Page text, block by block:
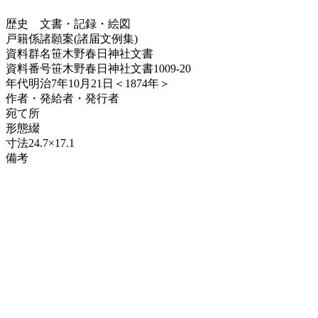
歴史
文書・記録・絵図
戸籍係諸願案(諸届文例集)
資料群名笹木野春日神社文書
資料番号笹木野春日神社文書1009-20
年代明治7年10月21日＜1874年＞
作者・発給者・発行者
宛て所
形態綴
寸法24.7×17.1
備考